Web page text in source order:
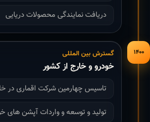
دریافت نمایندگی محصولات دریایی
۱۴۰۰ گسترش بین المللی
خودرو و خارج از کشور
تاسیس چهارمین شرکت اقماری در
تولید و توسعه و واردات آپشن های